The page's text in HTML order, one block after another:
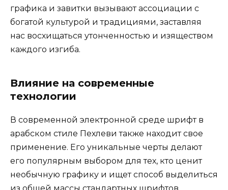
графика и завитки вызывают ассоциации с
богатой культурой и традициями, заставляя
нас восхищаться утонченностью и изяществом
каждого изгиба.
Влияние на современные
технологии
В современной электронной среде шрифт в
арабском стиле Пехлеви также находит свое
применение. Его уникальные черты делают
его популярным выбором для тех, кто ценит
необычную графику и ищет способ выделиться
из общей массы стандартных шрифтов.